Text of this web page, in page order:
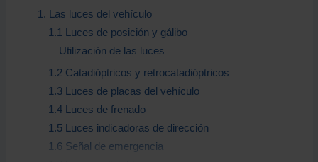
1. Las luces del vehículo
1.1 Luces de posición y gálibo
Utilización de las luces
1.2 Catadióptricos y retrocatadióptricos
1.3 Luces de placas del vehículo
1.4 Luces de frenado
1.5 Luces indicadoras de dirección
1.6 Señal de emergencia